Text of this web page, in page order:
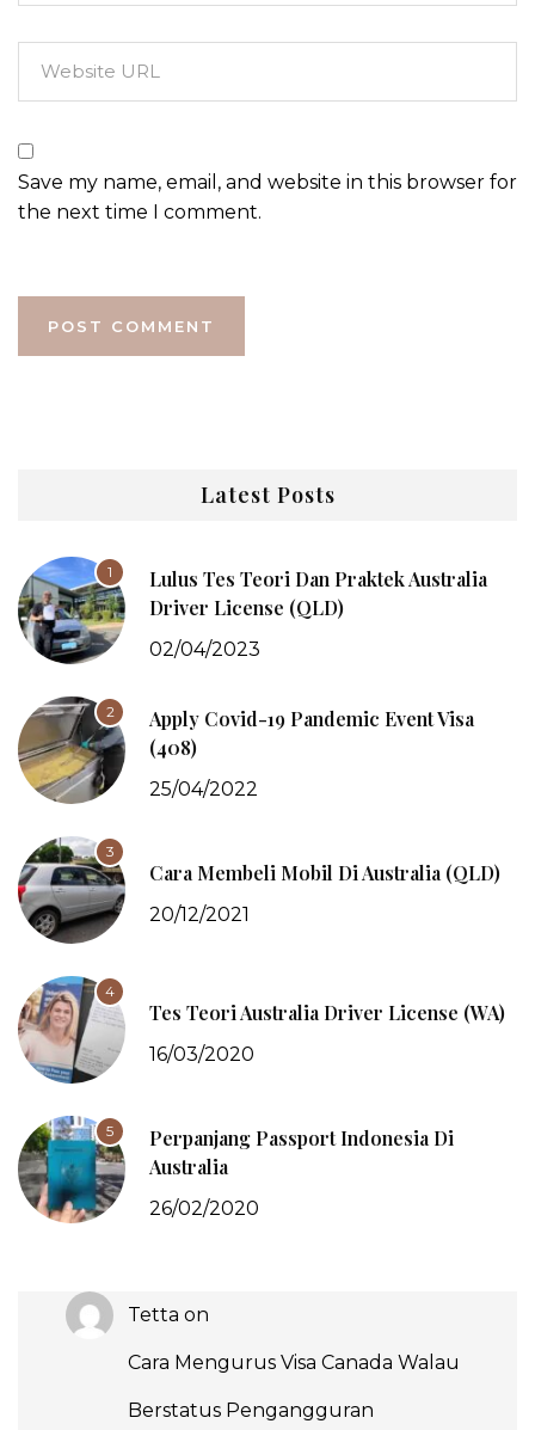
Save my name, email, and website in this browser for
the next time I comment.
Latest Posts
1
Lulus Tes Teori Dan Praktek Australia
Driver License (QLD)
02/04/2023
2
Apply Covid-19 Pandemic Event Visa
(408)
25/04/2022
3
Cara Membeli Mobil Di Australia (QLD)
20/12/2021
4
Tes Teori Australia Driver License (WA)
16/03/2020
5
Perpanjang Passport Indonesia Di
Australia
26/02/2020
Tetta on
Cara Mengurus Visa Canada Walau
Berstatus Pengangguran